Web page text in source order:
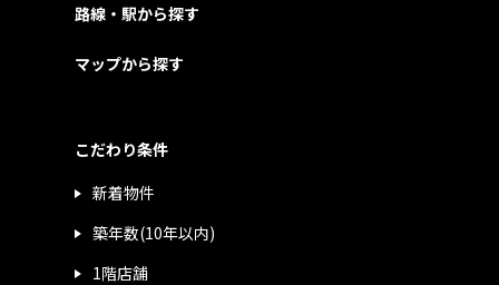
路線・駅から探す
マップから探す
こだわり条件
新着物件
築年数(10年以内)
1階店舗